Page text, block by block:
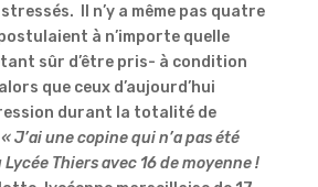
Il n’y a même pas quatre
à n’importe quelle
sûr d’être pris- à condition
que ceux d’aujourd’hui
durant la totalité de
« J’ai une copine qui n’a pas été
Thiers avec 16 de moyenne !